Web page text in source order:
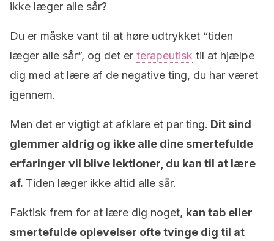
ikke læger alle sår?
Du er måske vant til at høre udtrykket “tiden
læger alle sår”, og det er terapeutisk til at hjælpe
dig med at lære af de negative ting, du har været
igennem.
Men det er vigtigt at afklare et par ting. Dit sind
glemmer aldrig og ikke alle dine smertefulde
erfaringer vil blive lektioner, du kan til at lære
af. Tiden læger ikke altid alle sår.
Faktisk frem for at lære dig noget, kan tab eller
smertefulde oplevelser ofte tvinge dig til at